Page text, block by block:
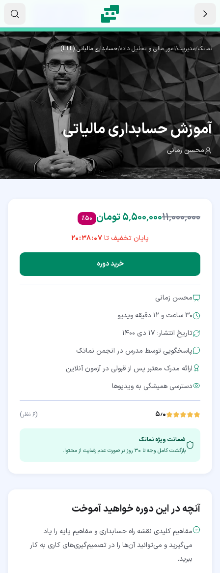
نماتک/مدیریت/امور مالی و تحلیل داده/حسابداری مالیاتی (LTL)
آموزشحسابداری مالیاتی
محسن زمانی
۱۱٬۰۰۰٬۰۰۰۵٬۵۰۰٬۰۰۰ تومان %50
پایان تخفیف تا 20:38:07
خرید دوره
محسن زمانی
30 ساعت و 12 دقیقه
ویدیو
تاریخ انتشار: ۱۷ دی ۱۴۰۰
پاسخگویی توسط مدرس در انجمن نماتک
ارائه مدرک معتبر پس از قبولی در آزمون آنلاین
دسترسی همیشگی به ویدیوها
۵٫۰ (۶ نظر)
ضمانت ویژه نماتک
بازگشت کامل وجه تا ۳۰ روز در صورت عدم رضایت از محتوا.
آنچه در این دوره خواهید آموخت
مفاهیم کلیدی نقشه راه حسابداری و مفاهیم پایه را یاد
می‌گیرید و می‌توانید آن‌ها را در تصمیم‌گیری‌های کاری به کار
ببرید.